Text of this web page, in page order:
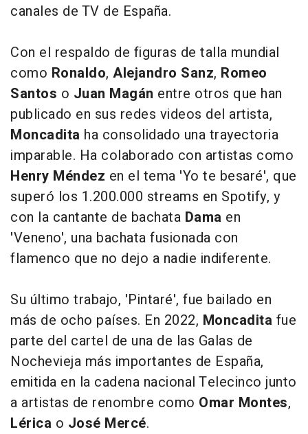
canales de TV de España.
Con el respaldo de figuras de talla mundial
como Ronaldo, Alejandro Sanz, Romeo
Santos o Juan Magán entre otros que han
publicado en sus redes videos del artista,
Moncadita ha consolidado una trayectoria
imparable. Ha colaborado con artistas como
Henry Méndez en el tema 'Yo te besaré', que
superó los 1.200.000 streams en Spotify, y
con la cantante de bachata Dama en
'Veneno', una bachata fusionada con
flamenco que no dejo a nadie indiferente.
Su último trabajo, 'Pintaré', fue bailado en
más de ocho países. En 2022, Moncadita fue
parte del cartel de una de las Galas de
Nochevieja más importantes de España,
emitida en la cadena nacional Telecinco junto
a artistas de renombre como Omar Montes,
Lérica o José Mercé.